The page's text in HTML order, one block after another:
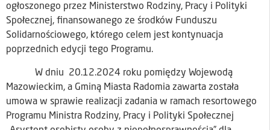
ogłoszonego przez Ministerstwo Rodziny, Pracy i Polityki
Społecznej, finansowanego ze środków Funduszu
Solidarnościowego, którego celem jest kontynuacja
poprzednich edycji tego Programu.
W dniu 20.12.2024 roku pomiędzy Wojewodą
Mazowieckim, a Gminą Miasta Radomia zawarta została
umowa w sprawie realizacji zadania w ramach resortowego
Programu Ministra Rodziny, Pracy i Polityki Społecznej